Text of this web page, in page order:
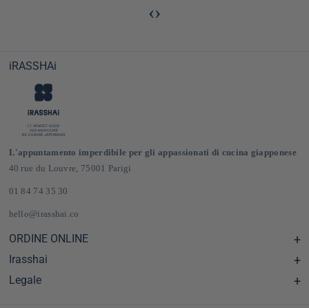
‹›
iRASSHAi
L'appuntamento imperdibile per gli appassionati di cucina giapponese
40 rue du Louvre, 75001 Parigi
01 84 74 35 30
hello@irasshai.co
ORDINE ONLINE
Centro assistenza e Domande frequenti
Consegna e spese di spedizione in Francia e in Europa
Irasshai
Orari di apertura al numero 40 di rue du Louvre, Parigi
Legale